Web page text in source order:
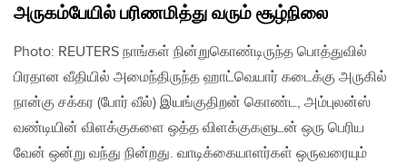
அருகம்பேயில் பரிணமித்து வரும் சூழ்நிலை
Photo: REUTERS நாங்கள் நின்றுகொண்டிருந்த பொத்துவில்
பிரதான வீதியில் அமைந்திருந்த ஹாட்வெயார் கடைக்கு அருகில்
நான்கு சக்கர (போர் வீல்) இயங்குதிறன் கொண்ட, அம்புலன்ஸ்
வண்டியின் விளக்குகளை ஒத்த விளக்குகளுடன் ஒரு பெரிய
வேன் ஒன்று வந்து நின்றது. வாடிக்கையாளர்கள் ஒருவரையும்